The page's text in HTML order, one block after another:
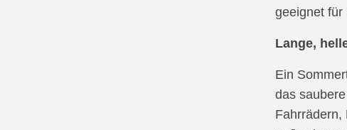
geeignet für
Lange,
Ein
das
Fahrrädern,